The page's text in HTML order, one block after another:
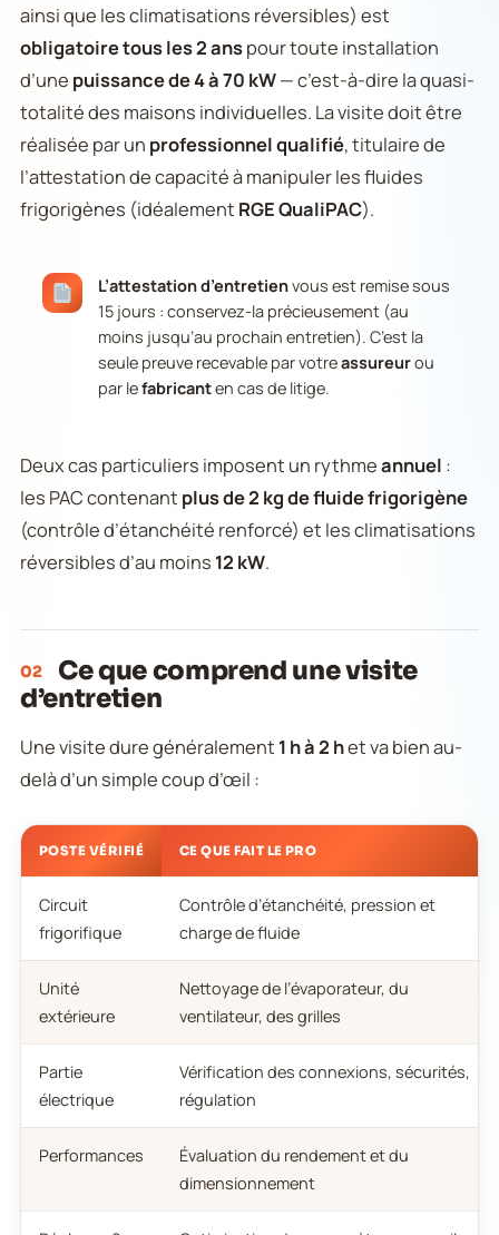
ainsi que les climatisations réversibles) est
obligatoire tous les 2 anspour toute installation
d’une puissance de 4 à 70 kW— c’est-à-dire la quasi-
totalité des maisons individuelles. La visite doit être
réalisée par un professionnel qualifié, titulaire de
l’attestation de capacité à manipuler les fluides
frigorigènes (idéalement RGE QualiPAC).
L’attestation d’entretienvous est remise sous
15 jours : conservez-la précieusement (au
moins jusqu’au prochain entretien). C’est la
seule preuve recevable par votreassureurou
par lefabricanten cas de litige.
Deux cas particuliers imposent un rythmeannuel :
les PAC contenant plus de 2 kg de fluide frigorigène
(contrôle d’étanchéité renforcé) et les climatisations
réversibles d’au moins 12 kW.
02
Ce que comprend une visite
d’entretien
Une visite dure généralement 1 h à 2 het va bien au-
delà d’un simple coup d’œil :
POSTE VÉRIFIÉ CE QUE FAIT LE PRO
Circuit
frigorifique
Contrôle d’étanchéité, pression et
charge de fluide
Unité
extérieure
Nettoyage de l’évaporateur, du
ventilateur, des grilles
Partie
électrique
Vérification des connexions, sécurités,
régulation
Performances
Évaluation du rendement et du
dimensionnement